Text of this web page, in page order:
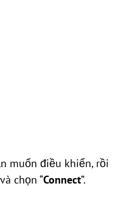
muốn điều khiển, rồi
chọn “Connect”.